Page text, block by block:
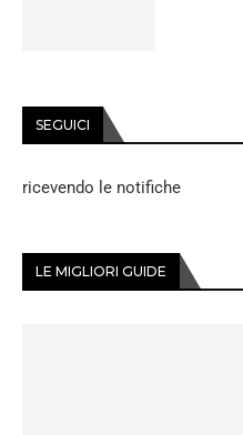
SEGUICI
ricevendo le notifiche
LE MIGLIORI GUIDE